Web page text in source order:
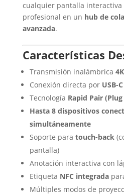
cualquier pantalla interactiva
profesional en un hub de
avanzada.
Características
Transmisión inalámbrica
Conexión directa por USB-
Tecnología Rapid Pair
Hasta 8 dispositivos
simultáneamente
Soporte para touch-back
pantalla)
Anotación interactiva con
Etiqueta NFC integrada
Múltiples modos de